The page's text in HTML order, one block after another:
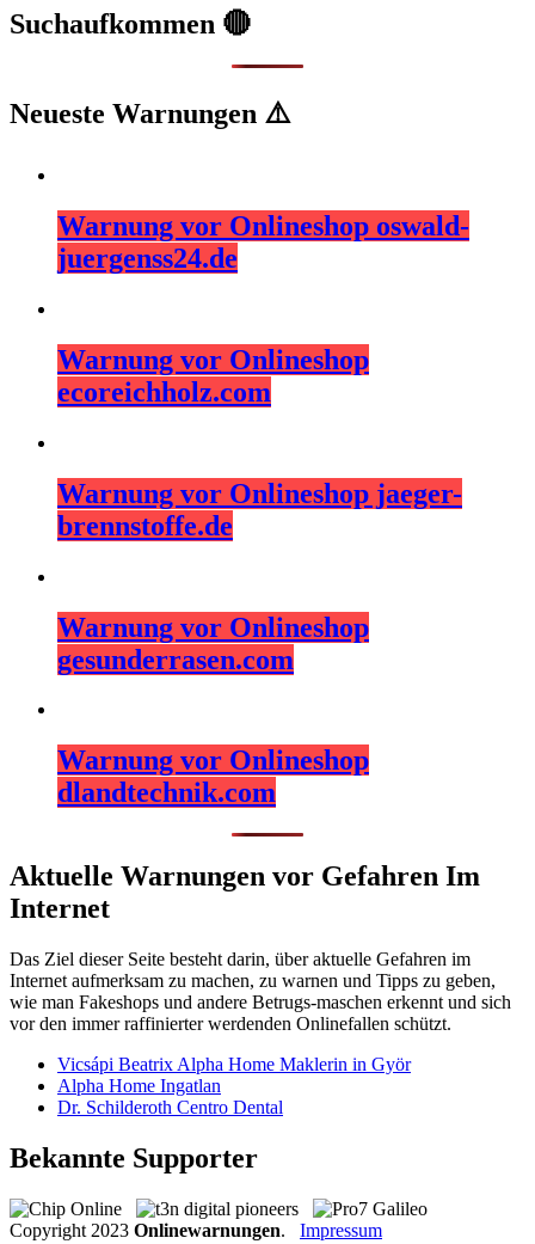
Suchaufkommen 🔴
Neueste Warnungen ⚠️
Warnung vor Onlineshop oswald-
juergenss24.de
Warnung vor Onlineshop
ecoreichholz.com
Warnung vor Onlineshop jaeger-
brennstoffe.de
Warnung vor Onlineshop
gesunderrasen.com
Warnung vor Onlineshop
dlandtechnik.com
Aktuelle Warnungen vor Gefahren Im
Internet
Das Ziel dieser Seite besteht darin, über aktuelle Gefahren im
Internet aufmerksam zu machen, zu warnen und Tipps zu geben,
wie man Fakeshops und andere Betrugs-maschen erkennt und sich
vor den immer raffinierter werdenden Onlinefallen schützt.
Vicsápi Beatrix Alpha Home Maklerin in Györ
Alpha Home Ingatlan
Dr. Schilderoth Centro Dental
Bekannte Supporter
Copyright 2023 Onlinewarnungen. Impressum